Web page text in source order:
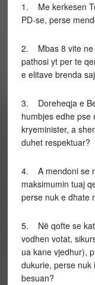
1. Me kerkesen
PD-se, perse
2. Mbas 8 vite ne
pathosi yt per te
e elitave brenda
3. Doreheqja e
humbjes edhe pse
kryeminister, a
duhet respektuar?
4. A mendoni se
maksimumin tuaj
perse nuk e dhate
5. Në qofte se
vodhen votat,
ua kane vjedhur),
dukurie, perse nuk
besuan?